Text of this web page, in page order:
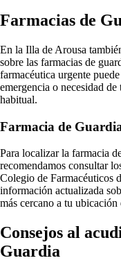
Farmacias de
En la Illa de Arousa
sobre las farmacias de
farmacéutica urgente
emergencia o necesidad
habitual.
Farmacia de
Para localizar la farmacia
recomendamos consultar
Colegio de Farmacéuticos
información actualizada
más cercano a tu ubicación
Consejos al
Guardia